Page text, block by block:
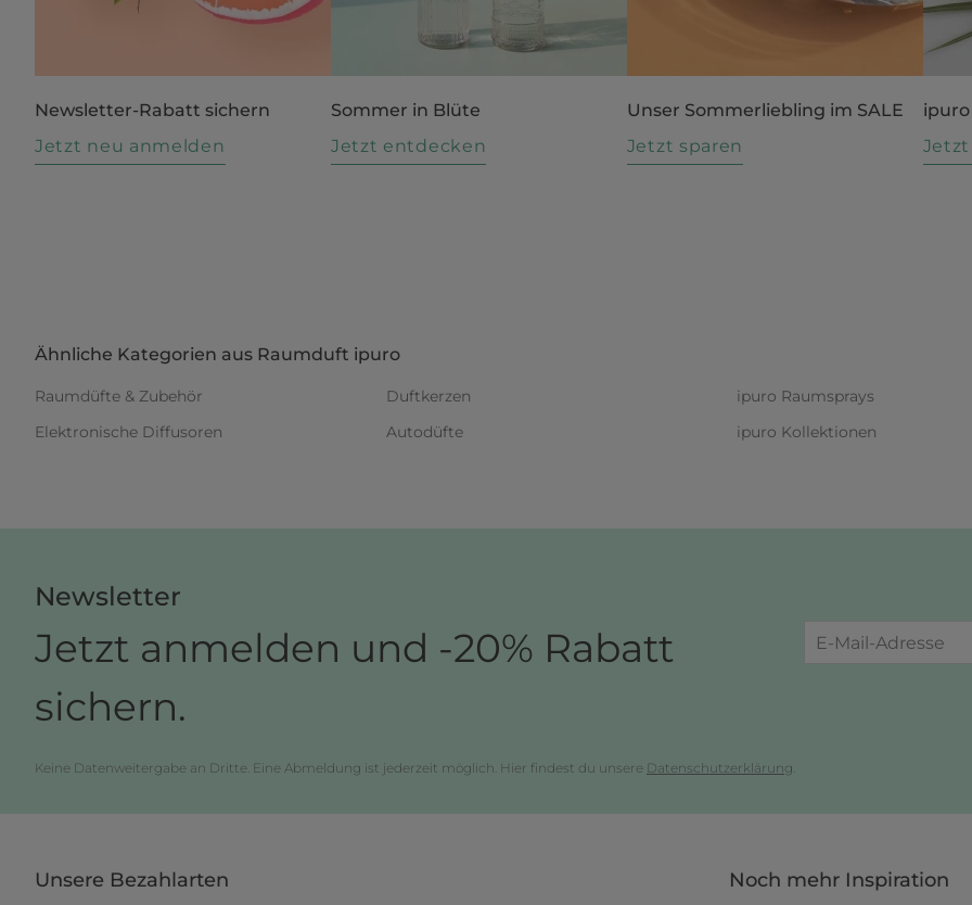
Newsletter-Rabatt sichern
Jetzt neu anmelden
Sommer in Blüte
Jetzt entdecken
Unser Sommerliebling im SALE
Jetzt sparen
ipuro
Ähnliche Kategorien aus Raumduft ipuro
Raumdüfte & Zubehör Duftkerzen ipuro Raumsprays
Elektronische Diffusoren
Autodüfte ipuro Kollektionen
Newsletter
Jetzt anmelden und -20% Rabatt
sichern.
Keine Datenweitergabe an Dritte. Eine Abmeldung ist jederzeit möglich. Hier findest du unsere Datenschutzerklärung
Unsere Bezahlarten Noch mehr Inspiration